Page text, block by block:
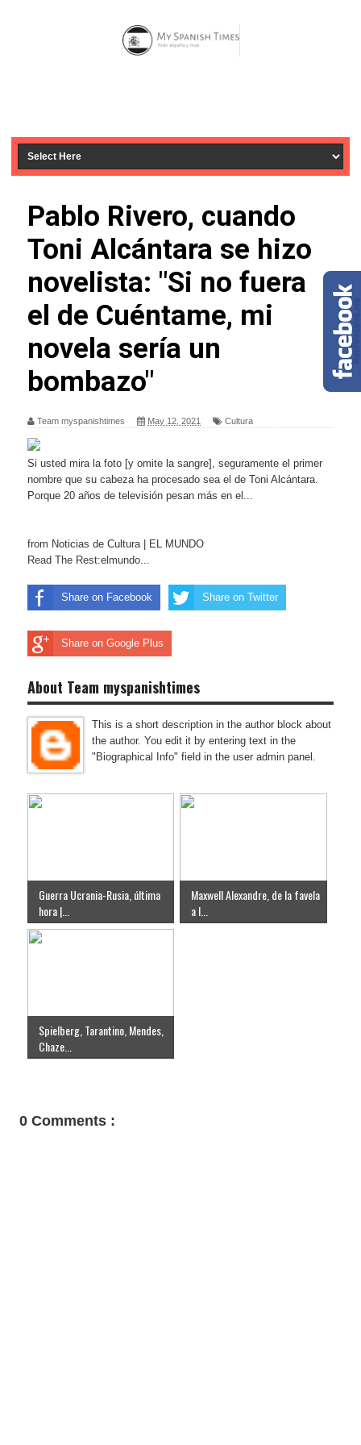
Pablo Rivero, cuando
Toni Alcántara se hizo
novelista: "Si no fuera
el de Cuéntame, mi
novela sería un
bombazo"
Team myspanishtimes May 12, 2021 Cultura
Si usted mira la foto [y omite la sangre], seguramente el primer
nombre que su cabeza ha procesado sea el de Toni Alcántara.
Porque 20 años de televisión pesan más en el...
from Noticias de Cultura | EL MUNDO
Read The Rest:elmundo...
Share on Facebook Share on Twitter
Share on Google Plus
About Team myspanishtimes
This is a short description in the author block about
the author. You edit it by entering text in the
"Biographical Info" field in the user admin panel.
Guerra Ucrania-Rusia, última
hora |...
Maxwell Alexandre, de la favela
a l...
Spielberg, Tarantino, Mendes,
Chaze...
0 Comments :